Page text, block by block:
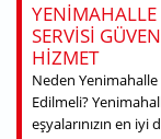
YENIMAHALLE
SERVISI
HIZMET
Neden
Edilmeli?
eşyalarınızın en